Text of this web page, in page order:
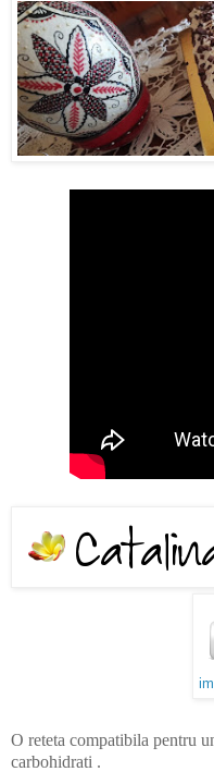
O reteta compatibila pentru
carbohidrati .